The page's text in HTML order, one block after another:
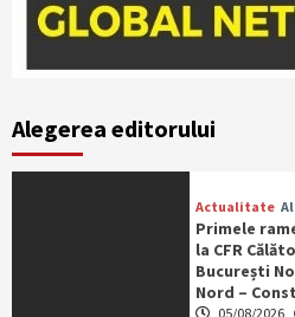
Alegerea editorului
Actualitate
Primele
la CFR
București
Nord –
05/08/2026